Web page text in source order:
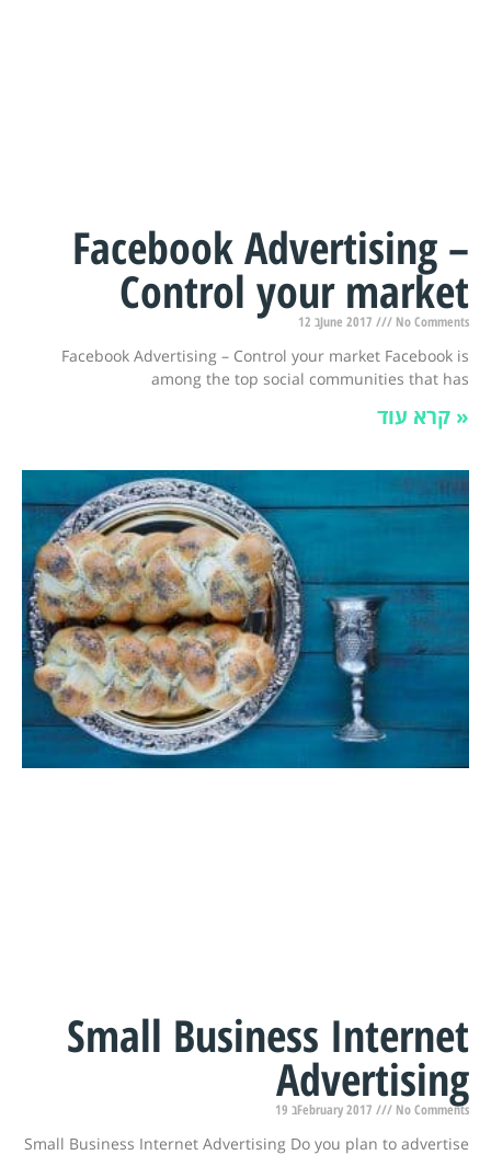
Facebook Advertising –
Control your market
12 בJune 2017 No Comments
Facebook Advertising – Control your market Facebook is
among the top social communities that has
קרא עוד »
Small Business Internet
Advertising
19 בFebruary 2017 No Comments
Small Business Internet Advertising Do you plan to advertise